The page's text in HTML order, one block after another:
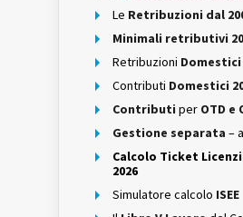
Le Retribuzioni dal
Minimali retributivi
Retribuzioni Domestici
Contributi Domestici
Contributi per OTD e
Gestione separata –
Calcolo Ticket
2026
Simulatore calcolo ISEE